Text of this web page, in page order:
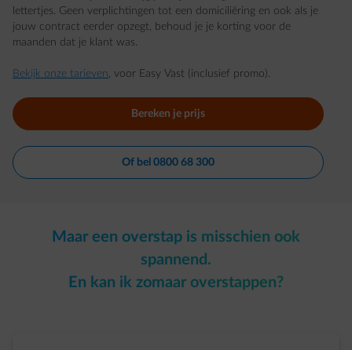
lettertjes. Geen verplichtingen tot een domiciliëring en ook als je
jouw contract eerder opzegt, behoud je je korting voor de
maanden dat je klant was.
Bekijk onze tarieven, voor Easy Vast (inclusief promo).
Bereken je prijs
Of bel 0800 68 300
Maar een overstap is misschien ook
spannend.
En kan ik zomaar overstappen?